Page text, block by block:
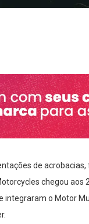
de
chegou
o Motor